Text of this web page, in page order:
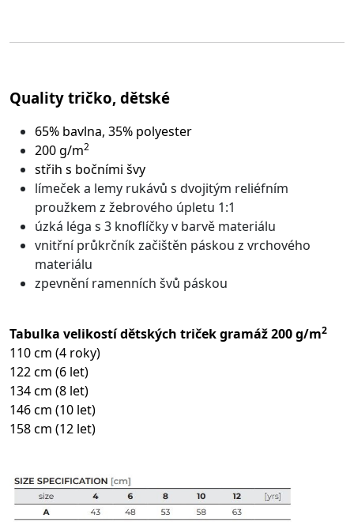
Quality tričko, dětské
65% bavlna, 35% polyester
200 g/m2
střih s bočními švy
límeček a lemy rukávů s dvojitým reliéfním
proužkem z žebrového úpletu 1:1
úzká léga s 3 knoflíčky v barvě materiálu
vnitřní průkrčník začištěn páskou z vrchového
materiálu
zpevnění ramenních švů páskou
Tabulka velikostí dětských triček gramáž 200 g/m2
110 cm (4 roky)
122 cm (6 let)
134 cm (8 let)
146 cm (10 let)
158 cm (12 let)